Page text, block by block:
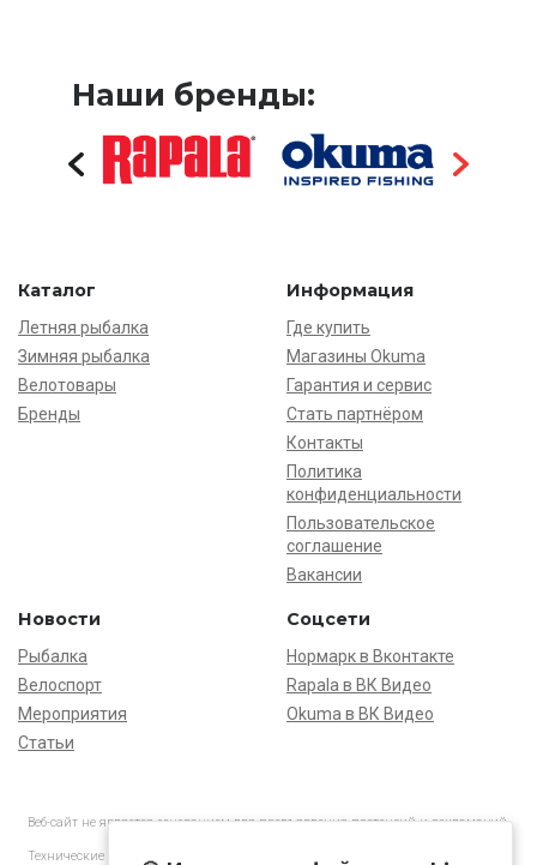
Наши бренды:
Каталог
Летняя рыбалка
Зимняя рыбалка
Велотовары
Бренды
Информация
Где купить
Магазины Okuma
Гарантия и сервис
Стать партнёром
Контакты
Политика
конфиденциальности
Пользовательское
соглашение
Вакансии
Новости
Рыбалка
Велоспорт
Мероприятия
Статьи
Соцсети
Нормарк в Вконтакте
Rapala в ВК Видео
Okuma в ВК Видео
Веб-сайт не является основанием для предъявления претензий и рекламаций,
Технические характеристики товаров могут отличаться от указанных на сайте.